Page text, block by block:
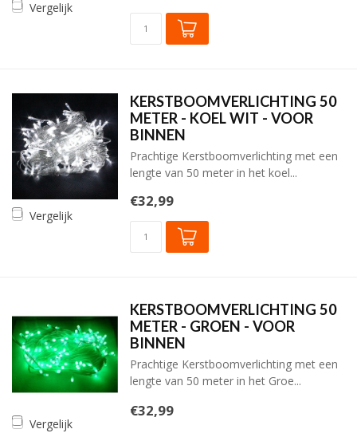
Vergelijk
Vergelijk
KERSTBOOMVERLICHTING 50
METER - KOEL WIT - VOOR
BINNEN
Prachtige Kerstboomverlichting met een
lengte van 50 meter in het koel...
€32,99
Vergelijk
KERSTBOOMVERLICHTING 50
METER - GROEN - VOOR
BINNEN
Prachtige Kerstboomverlichting met een
lengte van 50 meter in het Groe...
€32,99